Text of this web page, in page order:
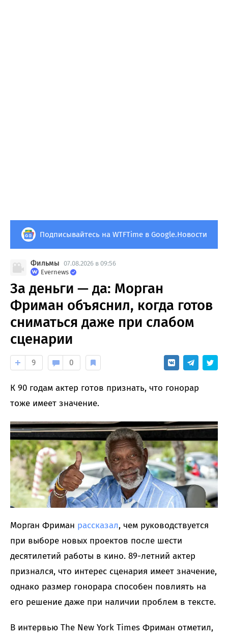
Подписывайтесь на WTFTime в Google.Новости
Фильмы 07.08.2026 в 09:56
Evernews
За деньги — да: Морган
Фриман объяснил, когда готов
сниматься даже при слабом
сценарии
9 0
К 90 годам актер готов признать, что гонорар
тоже имеет значение.
Морган Фриман рассказал, чем руководствуется
при выборе новых проектов после шести
десятилетий работы в кино. 89-летний актер
признался, что интерес сценария имеет значение,
однако размер гонорара способен повлиять на
его решение даже при наличии проблем в тексте.
В интервью The New York Times Фриман отметил,